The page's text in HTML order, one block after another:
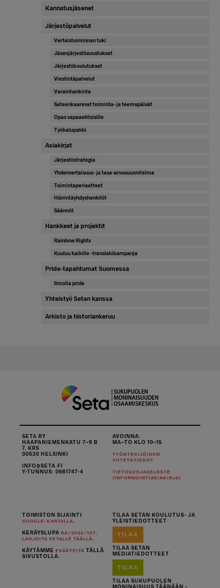
Kannatusjäsenet
Järjestöpalvelut
Vertaistoiminnan tuki
Jäsenjärjestöavustukset
Järjestökoulutukset
Viestintäpalvelut
Varainhankinta
Sateenkaarevat toiminta- ja teemapäivät
Opas vapaaehtoisille
Työkalupakki
Asiakirjat
Järjestöstrategia
Yhdenvertaisuus- ja tasa-arvosuunnitelma
Toimintaperiaatteet
Häirintäyhdyshenkilöt
Säännöt
Hankkeet ja projektit
Rainbow Rights
Kuuluu kaikille -translakikampanja
Pride-tapahtumat Suomessa
Ilmoita pride
Yhteistyö Setan kanssa
Arkisto ja historiankeruu
SETA RY
HAAPANIEMENKATU 7–9 B
7. KRS
00530 HELSINKI
INFO@SETA.FI
Y-TUNNUS: 0661747-4
AVOINNA:
MA–TO KLO 10–15
TYÖNTEKIJÖIDEN
YHTEYSTIEDOT
TIETOSUOJASELOSTE
(INFORMOINTIASIAKIRJA)
TOIMISTON SIJAINTI
GOOGLE-KARTALLA.
KERÄYSLUPARA/2022/107.
LAHJOITA SETALLE TÄÄLLÄ.
KÄYTÄMMEEVÄSTEITÄ TÄLLÄ
SIVUSTOLLA.
TILAA SETAN KOULUTUS- JA
YLEISTIEDOTTEET
TILAA
TILAA SETAN
MEDIATIEDOTTEET
TILAA
TILAA SUKUPUOLEN